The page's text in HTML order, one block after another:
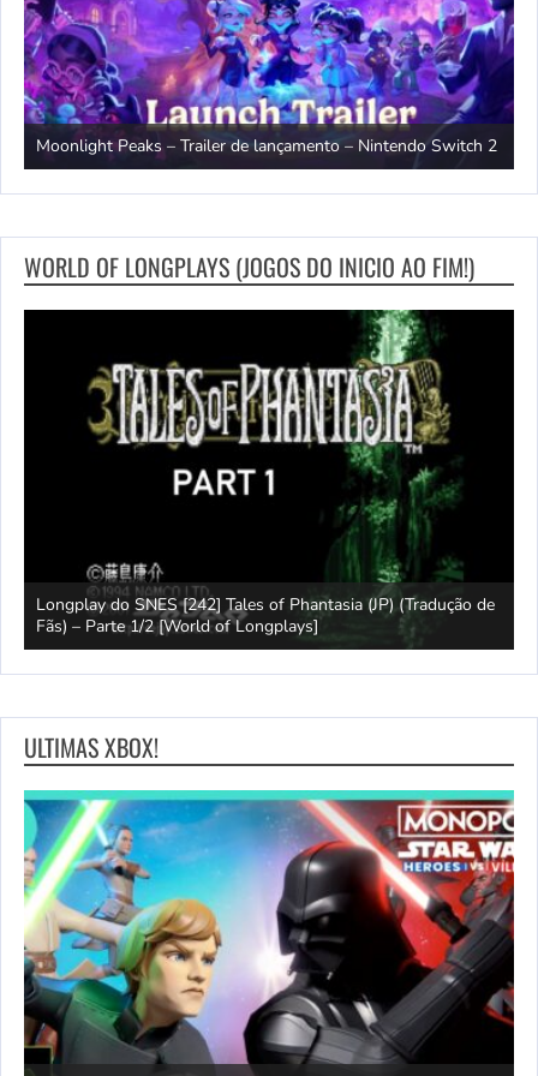
Moonlight Peaks – Trailer de lançamento – Nintendo Switch 2
WORLD OF LONGPLAYS (JOGOS DO INICIO AO FIM!)
Longplay do SNES [242] Tales of Phantasia (JP) (Tradução de
Fãs) – Parte 1/2 [World of Longplays]
ULTIMAS XBOX!